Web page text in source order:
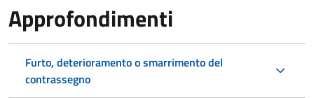
Approfondimenti
Furto, deterioramento o smarrimento del
contrassegno